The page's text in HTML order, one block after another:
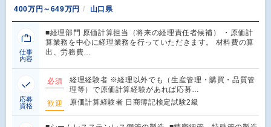
400万円～649万円
山口県
仕事
内容
■経理部門 原価計算担当（将来の経理責任者候補） ・原価計
算業務を中心に経理業務を行っていただきます。 材料費の算
出、労務費…
応募
資格
必須
経理経験者 ※経理以外でも（生産管理・購買・品質管
理等）で原価計算経験があれば応募…
歓迎
原価計算経験者 日商簿記検定試験2級